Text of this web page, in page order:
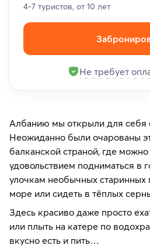
4-7 туристов, от 10 лет
Не требует
Албанию мы открыли для себя
Неожиданно были очарованы
балканской страной, где
удовольствием подниматься в
улочкам необычных старинных
море или сидеть в тёплых
Здесь красиво даже просто
или плыть на катере по
вкусно есть и пить…